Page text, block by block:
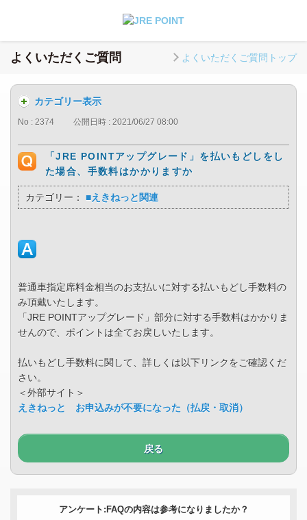
よくいただくご質問 よくいただくご質問トップ
カテゴリー表示
No : 2374 公開日時 : 2021/06/27 08:00
「JRE POINTアップグレード」を払いもどしをし
た場合、手数料はかかりますか
カテゴリー： ■えきねっと関連
普通車指定席料金相当のお支払いに対する払いもどし手数料の
み頂戴いたします。
「JRE POINTアップグレード」部分に対する手数料はかかりま
せんので、ポイントは全てお戻しいたします。
払いもどし手数料に関して、詳しくは以下リンクをご確認くだ
さい。
＜外部サイト＞
えきねっと お申込みが不要になった（払戻・取消）
戻る
アンケート:FAQの内容は参考になりましたか？